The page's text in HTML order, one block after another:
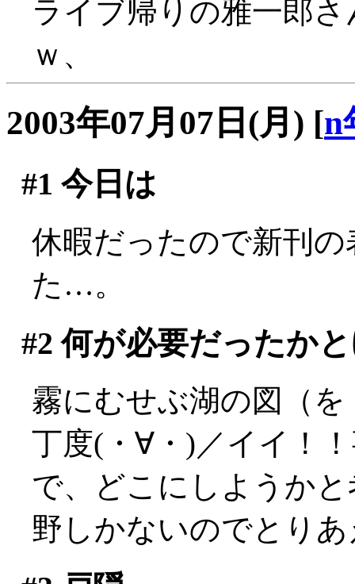
ライブ帰りの雅一郎
ｗ、
2003年07月07日(月) [n
#1 今日は
休暇だったので新刊
た…。
#2 何が必要だったか
霧にむせぶ湖の図（を
丁度(・∀・)／イイ！
で、どこにしようか
野しかないのでとり